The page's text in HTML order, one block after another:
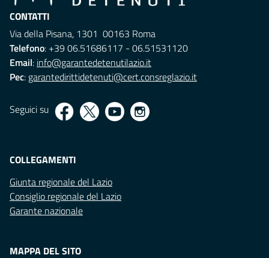
CONTATTI
Via della Pisana, 1301 00163 Roma
Telefono: +39 06.51686117 - 06.51531120
Email: info@garantedetenutilazio.it
Pec: garantedirittidetenuti@cert.consreglazio.it
Seguici su
COLLEGAMENTI
Giunta regionale del Lazio
Consiglio regionale del Lazio
Garante nazionale
MAPPA DEL SITO